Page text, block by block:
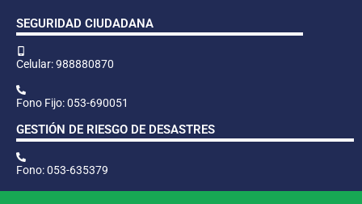
SEGURIDAD CIUDADANA
Celular: 988880870
Fono Fijo: 053-690051
GESTIÓN DE RIESGO DE DESASTRES
Fono: 053-635379